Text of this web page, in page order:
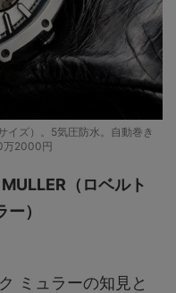
ズ）。5気圧防水。自動巻き
万2000円
（ロベルト
）
ミュラーの知見と